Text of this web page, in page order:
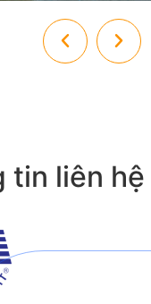
tin liên hệ